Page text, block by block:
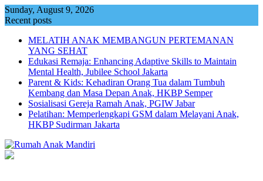
Skip
to
Sunday, August 9, 2026
Recent posts
MELATIH ANAK MEMBANGUN PERTEMANAN
YANG SEHAT
Edukasi Remaja: Enhancing Adaptive Skills to Maintain
Mental Health, Jubilee School Jakarta
Parent & Kids: Kehadiran Orang Tua dalam Tumbuh
Kembang dan Masa Depan Anak, HKBP Semper
Sosialisasi Gereja Ramah Anak, PGIW Jabar
Pelatihan: Memperlengkapi GSM dalam Melayani Anak,
HKBP Sudirman Jakarta